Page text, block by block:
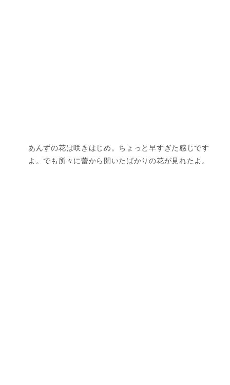
あんずの花は咲きはじめ。ちょっと早すぎた感じです
よ。でも所々に蕾から開いたばかりの花が見れたよ。